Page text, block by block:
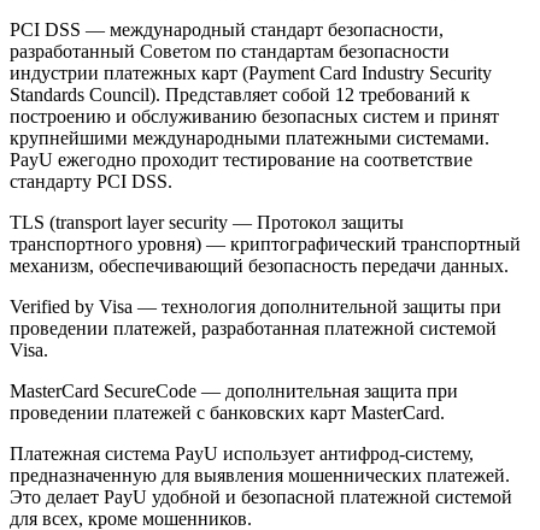
PCI DSS — международный стандарт безопасности,
разработанный Советом по стандартам безопасности
индустрии платежных карт (Payment Card Industry Security
Standards Council). Представляет собой 12 требований к
построению и обслуживанию безопасных систем и принят
крупнейшими международными платежными системами.
PayU ежегодно проходит тестирование на соответствие
стандарту PCI DSS.
TLS (transport layer security — Протокол защиты
транспортного уровня) — криптографический транспортный
механизм, обеспечивающий безопасность передачи данных.
Verified by Visa — технология дополнительной защиты при
проведении платежей, разработанная платежной системой
Visa.
MasterCard SecureCode — дополнительная защита при
проведении платежей с банковских карт MasterCard.
Платежная система PayU использует антифрод-систему,
предназначенную для выявления мошеннических платежей.
Это делает PayU удобной и безопасной платежной системой
для всех, кроме мошенников.